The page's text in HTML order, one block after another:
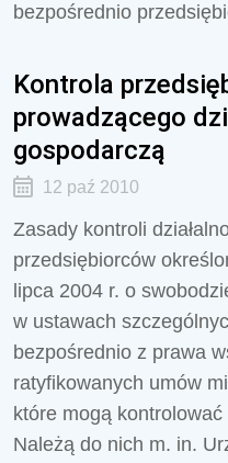
bezpośrednio
Kontrola
prowadzącego
gospodarczą
12 paź 2010
Zasady kontroli
przedsiębiorców
lipca 2004 r. o
w ustawach
bezpośrednio z prawa
ratyfikowanych umów
które mogą
Należą do nich m. in.